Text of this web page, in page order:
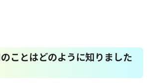
ことはどのように知りました